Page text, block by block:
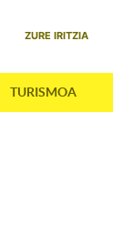
ZURE IRITZIA
TURISMOA